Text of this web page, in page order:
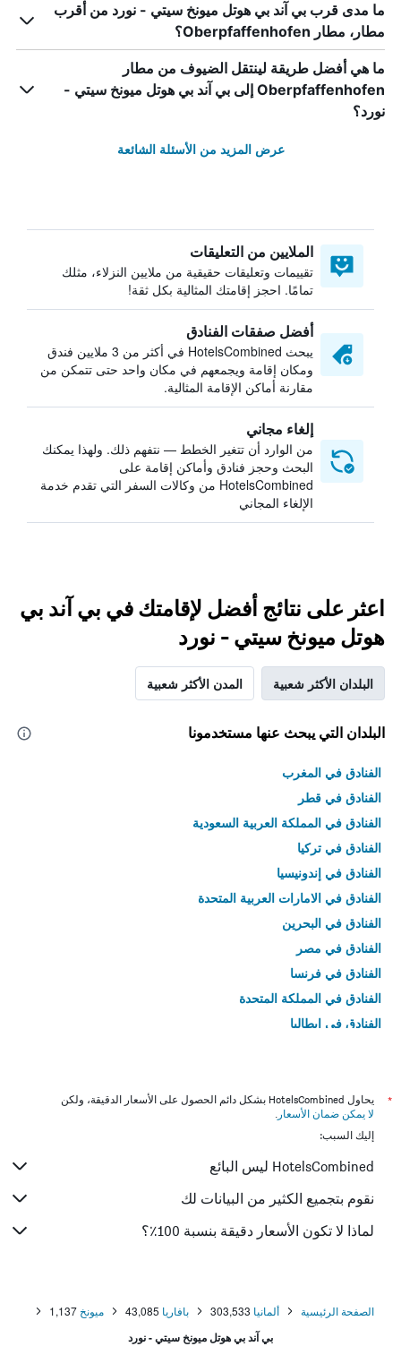
ما مدى قرب بي آند بي هوتل ميونخ سيتي - نورد من أقرب
مطار، مطار Oberpfaffenhofen؟
ما هي أفضل طريقة لينتقل الضيوف من مطار
Oberpfaffenhofen إلى بي آند بي هوتل ميونخ سيتي -
نورد؟
عرض المزيد من الأسئلة الشائعة
الملايين من التعليقات
تقييمات وتعليقات حقيقية من ملايين النزلاء، مثلك
تمامًا. احجز إقامتك المثالية بكل ثقة!
أفضل صفقات الفنادق
يبحث HotelsCombined في أكثر من 3 ملايين فندق
ومكان إقامة ويجمعهم في مكان واحد حتى تتمكن من
مقارنة أماكن الإقامة المثالية.
إلغاء مجاني
من الوارد أن تتغير الخطط — نتفهم ذلك. ولهذا يمكنك
البحث وحجز فنادق وأماكن إقامة على
HotelsCombined من وكالات السفر التي تقدم خدمة
الإلغاء المجاني
اعثر على نتائج أفضل لإقامتك في بي آند بي
هوتل ميونخ سيتي - نورد
البلدان الأكثر شعبية المدن الأكثر شعبية
البلدان التي يبحث عنها مستخدمونا
الفنادق في المغرب
الفنادق في قطر
الفنادق في المملكة العربية السعودية
الفنادق في تركيا
الفنادق في إندونيسيا
الفنادق في الامارات العربية المتحدة
الفنادق في البحرين
الفنادق في مصر
الفنادق في فرنسا
الفنادق في المملكة المتحدة
الفنادق في إيطاليا
*
يحاول HotelsCombined بشكل دائم الحصول على الأسعار الدقيقة، ولكن
لا يمكن ضمان الأسعار .
إليك السبب:
HotelsCombined ليس البائع
نقوم بتجميع الكثير من البيانات لك
لماذا لا تكون الأسعار دقيقة بنسبة 100٪؟
الصفحة الرئيسية ألمانيا 303,533 بافاريا 43,085 ميونخ 1,137
بي آند بي هوتل ميونخ سيتي - نورد